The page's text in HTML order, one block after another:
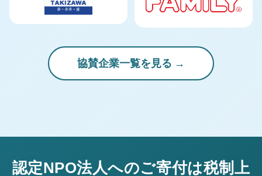
協賛企業一覧を見る
認定NPO法人へのご寄付は税制上